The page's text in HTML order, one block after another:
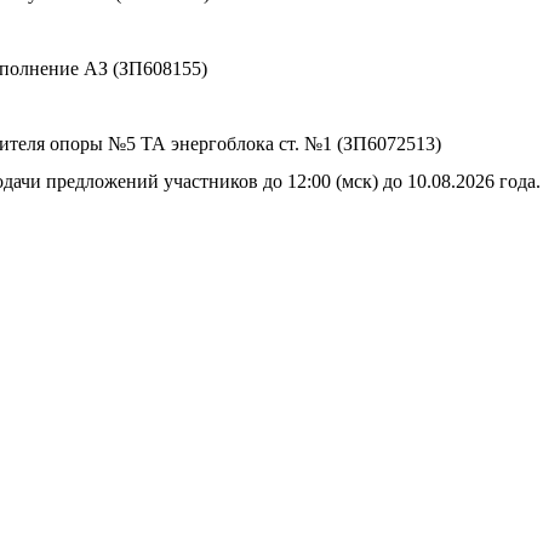
АЗ (ЗП608155)
опоры №5 ТА энергоблока ст. №1 (ЗП6072513)
предложений участников до 12:00 (мск) до 10.08.2026 года.